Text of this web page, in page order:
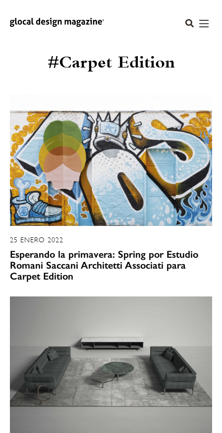
#Carpet Edition
25 ENERO 2022
Esperando la primavera: Spring por Estudio
Romani Saccani Architetti Associati para
Carpet Edition